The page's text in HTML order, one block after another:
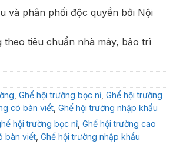
và phân phối độc quyền bởi Nội
theo tiêu chuẩn nhà máy, bảo trì
Ghế hội trường bọc nỉ Ghế hội trường
có bàn viết Ghế hội trường nhập khẩu
hội trường bọc nỉ Ghế hội trường cao
bàn viết Ghế hội trường nhập khẩu